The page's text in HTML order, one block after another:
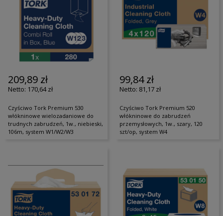
209,89 zł
170,64 zł
Czyściwo Tork Premium 530
włókninowe wielozadaniowe do
trudnych zabrudzeń, 1w., niebieski,
106m, system W1/W2/W3
99,84 zł
81,17 zł
Czyściwo Tork Premium 520
włókninowe do zabrudzeń
przemysłowych, 1w., szary, 120
szt/op, system W4